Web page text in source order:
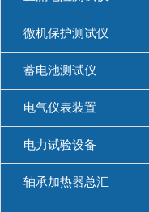
微机保护测试仪
蓄电池测试仪
电气仪表装置
电力试验设备
轴承加热器总汇